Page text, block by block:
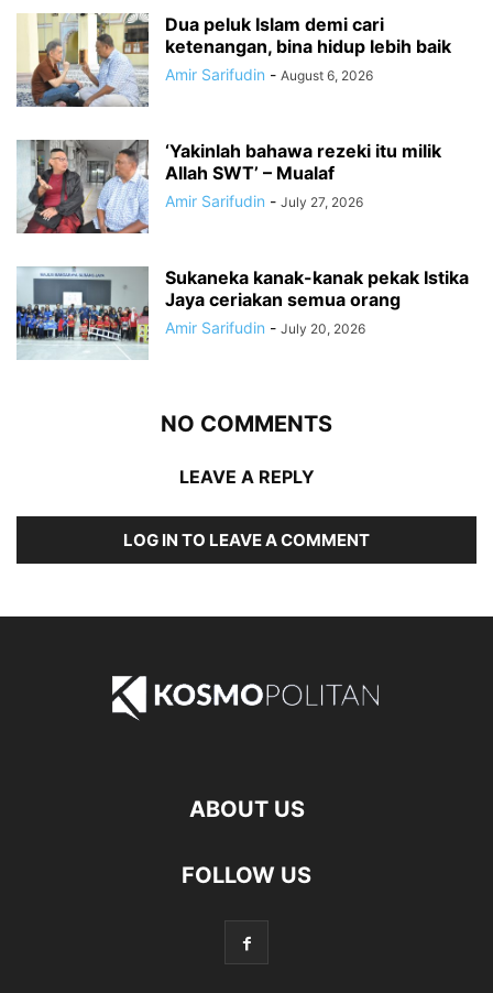
Dua peluk Islam demi cari
ketenangan, bina hidup lebih baik
Amir Sarifudin - August 6, 2026
‘Yakinlah bahawa rezeki itu milik
Allah SWT’ – Mualaf
Amir Sarifudin - July 27, 2026
Sukaneka kanak-kanak pekak Istika
Jaya ceriakan semua orang
Amir Sarifudin - July 20, 2026
NO COMMENTS
LEAVE A REPLY
LOG IN TO LEAVE A COMMENT
ABOUT US
FOLLOW US